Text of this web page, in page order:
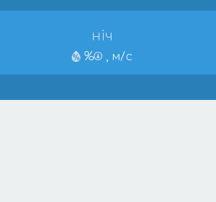
ніч
% , м/с